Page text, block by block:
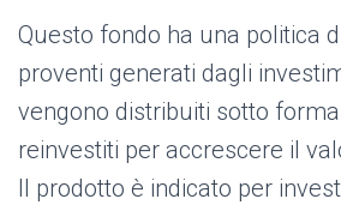
Questo fondo ha una politica
proventi generati dagli
vengono distribuiti sotto
reinvestiti per accrescere il
Il prodotto è indicato per